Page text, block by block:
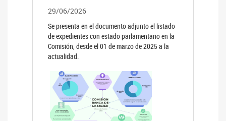
29/06/2026
Se presenta en el documento adjunto el listado
de expedientes con estado parlamentario en la
Comisión, desde el 01 de marzo de 2025 a la
actualidad.